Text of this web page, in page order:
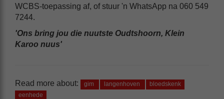
WCBS-toepassing af, of stuur 'n WhatsApp na 060 549
7244.
'Ons bring jou die nuutste Oudtshoorn, Klein
Karoo nuus'
Read more about: gim langenhoven
bloedskenk
eenhede